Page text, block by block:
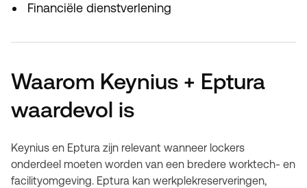
Financiële dienstverlening
Waarom Keynius + Eptura
waardevol is
Keynius en Eptura zijn relevant wanneer lockers
onderdeel moeten worden van een bredere worktech- en
facilityomgeving. Eptura kan werkplekreserveringen,